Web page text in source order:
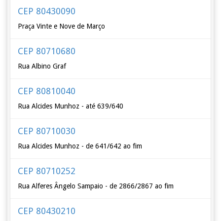
CEP 80430090
Praça Vinte e Nove de Março
CEP 80710680
Rua Albino Graf
CEP 80810040
Rua Alcides Munhoz - até 639/640
CEP 80710030
Rua Alcides Munhoz - de 641/642 ao fim
CEP 80710252
Rua Alferes Ângelo Sampaio - de 2866/2867 ao fim
CEP 80430210